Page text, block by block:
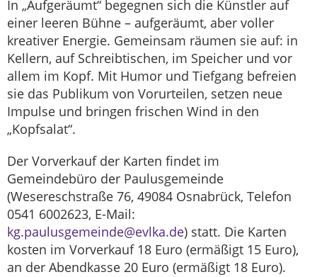
In „Aufgeräumt“ begegnen sich die Künstler auf
einer leeren Bühne – aufgeräumt, aber voller
kreativer Energie. Gemeinsam räumen sie auf: in
Kellern, auf Schreibtischen, im Speicher und vor
allem im Kopf. Mit Humor und Tiefgang befreien
sie das Publikum von Vorurteilen, setzen neue
Impulse und bringen frischen Wind in den
„Kopfsalat“.
Der Vorverkauf der Karten findet im
Gemeindebüro der Paulusgemeinde
(Wesereschstraße 76, 49084 Osnabrück, Telefon
0541 6002623, E-Mail:
kg.paulusgemeinde@evlka.de) statt. Die Karten
kosten im Vorverkauf 18 Euro (ermäßigt 15 Euro),
an der Abendkasse 20 Euro (ermäßigt 18 Euro).